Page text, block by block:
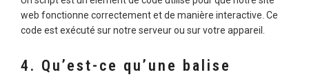
web fonctionne correctement et de manière interactive. Ce
code est exécuté sur notre serveur ou sur votre appareil.
4. Qu’est-ce qu’une balise